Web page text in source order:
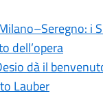
i
dell’opera
dà il
Lauber